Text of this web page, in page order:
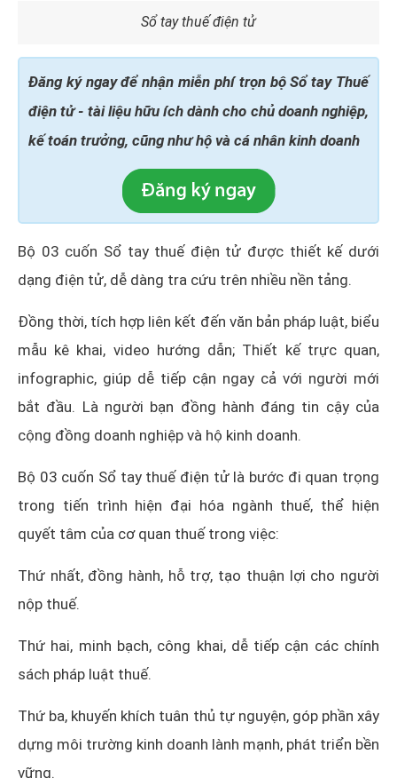
Sổ tay thuế điện tử
Đăng ký ngay để nhận miễn phí trọn bộ Sổ tay Thuế
điện tử - tài liệu hữu ích dành cho chủ doanh nghiệp,
kế toán trưởng, cũng như hộ và cá nhân kinh doanh
Bộ 03 cuốn Sổ tay thuế điện tử được thiết kế dưới
dạng điện tử, dễ dàng tra cứu trên nhiều nền tảng.
Đồng thời, tích hợp liên kết đến văn bản pháp luật, biểu
mẫu kê khai, video hướng dẫn; Thiết kế trực quan,
infographic, giúp dễ tiếp cận ngay cả với người mới
bắt đầu. Là người bạn đồng hành đáng tin cậy của
cộng đồng doanh nghiệp và hộ kinh doanh.
Bộ 03 cuốn Sổ tay thuế điện tử là bước đi quan trọng
trong tiến trình hiện đại hóa ngành thuế, thể hiện
quyết tâm của cơ quan thuế trong việc:
Thứ nhất, đồng hành, hỗ trợ, tạo thuận lợi cho người
nộp thuế.
Thứ hai, minh bạch, công khai, dễ tiếp cận các chính
sách pháp luật thuế.
Thứ ba, khuyến khích tuân thủ tự nguyện, góp phần xây
dựng môi trường kinh doanh lành mạnh, phát triển bền
vững.